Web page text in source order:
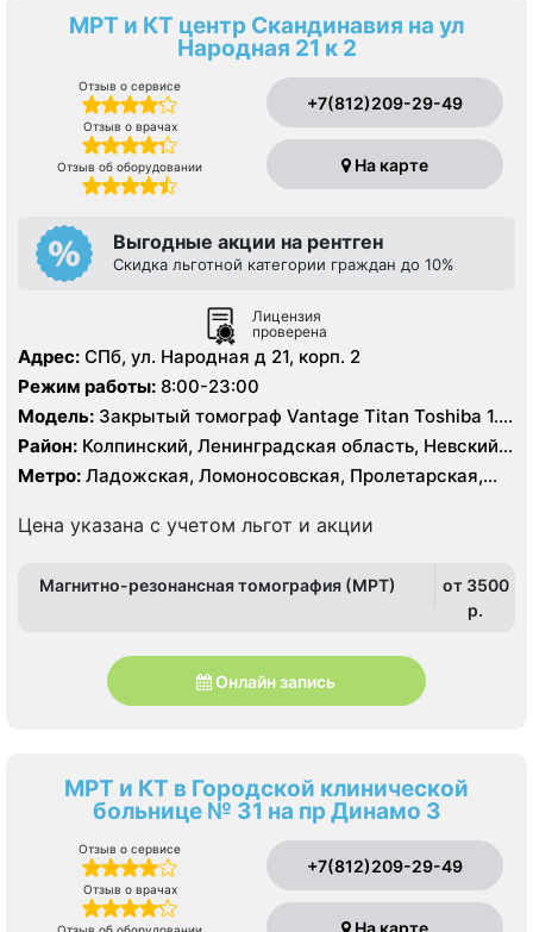
МРТ и КТ центр Скандинавия на ул
Народная 21 к 2
Отзыв о сервисе
Отзыв о врачах
Отзыв об оборудовании
+7(812)209-29-49
На карте
Выгодные акции на рентген
Скидка льготной категории граждан до 10%
Лицензия
проверена
Адрес: СПб, ул. Народная д 21, корп. 2
Режим работы: 8:00-23:00
Модель: Закрытый томограф Vantage Titan Toshiba 1.5
Тесла, КТ Toshiba Aquilion Prime 160 срезов
Район: Колпинский, Ленинградская область, Невский,
Фрунзенский
Метро: Ладожская, Ломоносовская, Пролетарская,
Цена указана с учетом льгот и акции
Магнитно-резонансная томография (МРТ)
от 3500
p.
Онлайн запись
МРТ и КТ в Городской клинической
больнице № 31 на пр Динамо 3
Отзыв о сервисе
Отзыв о врачах
+7(812)209-29-49